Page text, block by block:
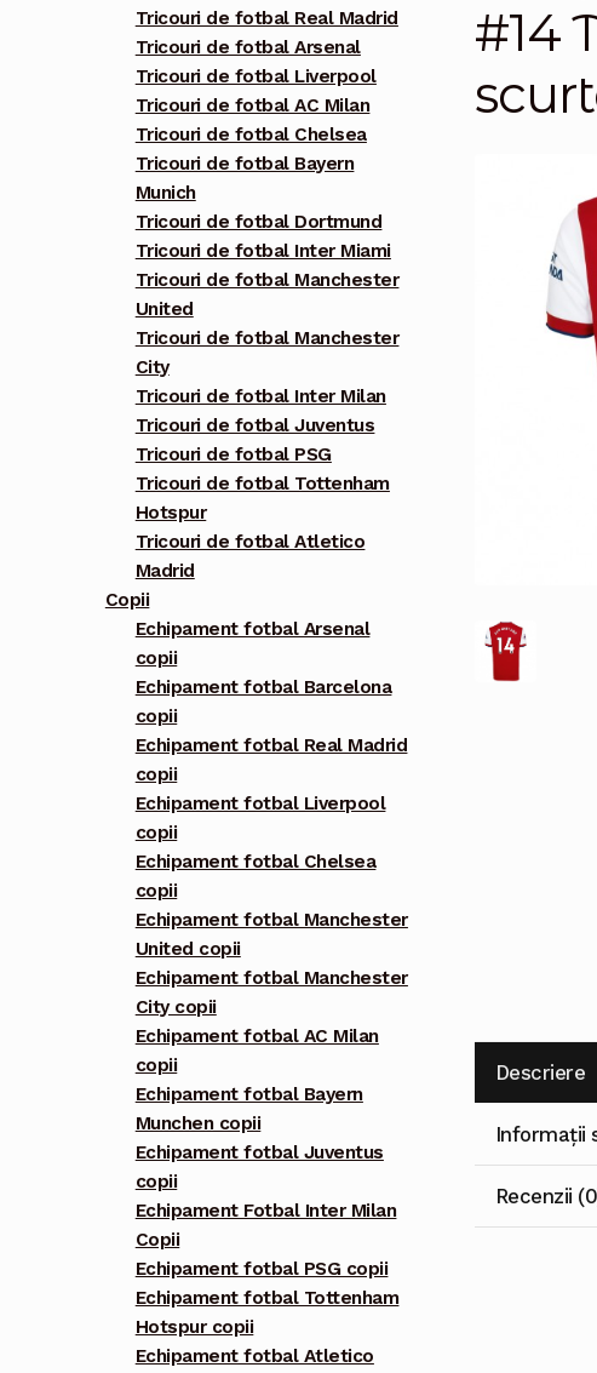
#14
Descriere
Informații
Recenzii
Tricouri de fotbal Real Madrid
Tricouri de fotbal Arsenal
Tricouri de fotbal Liverpool
Tricouri de fotbal AC Milan
Tricouri de fotbal Chelsea
Tricouri de fotbal Bayern
Munich
Tricouri de fotbal Dortmund
Tricouri de fotbal Inter Miami
Tricouri de fotbal Manchester
United
Tricouri de fotbal Manchester
City
Tricouri de fotbal Inter Milan
Tricouri de fotbal Juventus
Tricouri de fotbal PSG
Tricouri de fotbal Tottenham
Hotspur
Tricouri de fotbal Atletico
Madrid
Copii
Echipament fotbal Arsenal
copii
Echipament fotbal Barcelona
copii
Echipament fotbal Real Madrid
copii
Echipament fotbal Liverpool
copii
Echipament fotbal Chelsea
copii
Echipament fotbal Manchester
United copii
Echipament fotbal Manchester
City copii
Echipament fotbal AC Milan
copii
Echipament fotbal Bayern
Munchen copii
Echipament fotbal Juventus
copii
Echipament Fotbal Inter Milan
Copii
Echipament fotbal PSG copii
Echipament fotbal Tottenham
Hotspur copii
Echipament fotbal Atletico